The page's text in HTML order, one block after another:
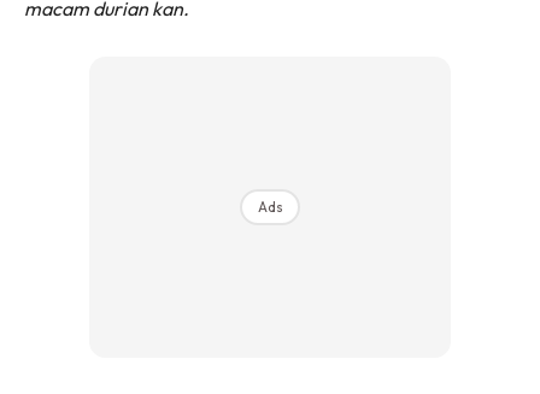
macam durian kan.
Ads